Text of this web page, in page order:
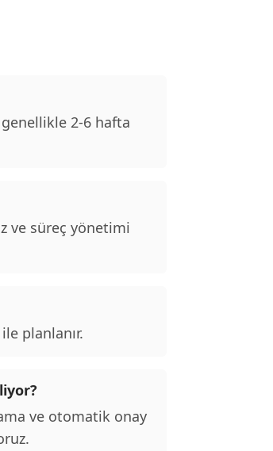
2-6 hafta
ve süreç yönetimi
planlanır.
ve otomatik onay